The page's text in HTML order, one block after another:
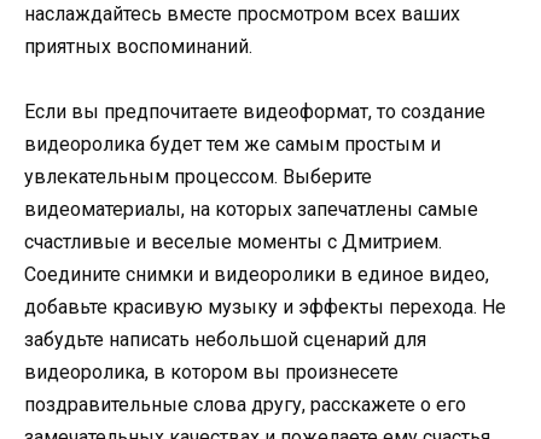
наслаждайтесь вместе просмотром всех ваших
приятных воспоминаний.
Если вы предпочитаете видеоформат, то создание
видеоролика будет тем же самым простым и
увлекательным процессом. Выберите
видеоматериалы, на которых запечатлены самые
счастливые и веселые моменты с Дмитрием.
Соедините снимки и видеоролики в единое видео,
добавьте красивую музыку и эффекты перехода. Не
забудьте написать небольшой сценарий для
видеоролика, в котором вы произнесете
поздравительные слова другу, расскажете о его